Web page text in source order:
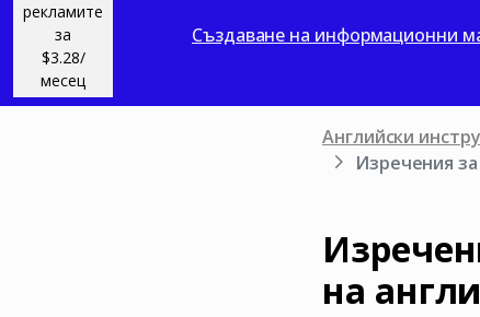
рекламите
за
$3.28/
месец
Създаване на информационни
Английски
Изречения
на